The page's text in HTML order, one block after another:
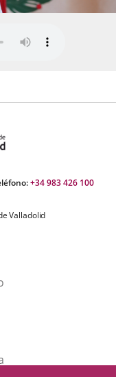
+34 983 426 100
Valladolid